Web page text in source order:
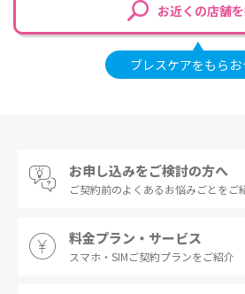
お近くの店舗
ブレスケアをもらお
お申し込みをご検討の方へ
ご契約前のよくあるお悩みごとをご
料金プラン・サービス
スマホ・SIMご契約プランをご紹介